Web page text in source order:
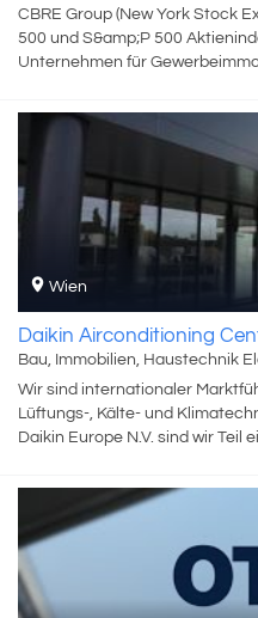
CBRE Group (New York Stock
500 und S&amp;P 500
Unternehmen für
Mitarbeiter:innen in über 530
Immobilieneigentümer:innen,
der ganzen Welt. Strategische
und ‑verkauf gehören ebenso
Facility‑ und
Finanzierung, Investment
Bewertungen, Research
Services und Consulting
Österreich seit 1991 vertreten.
unseren Büros in Wien,
Wien
Daikin Airconditioning
Bau, Immobilien, Haustechnik
Wir sind internationaler
Lüftungs-, Kälte- und
Daikin Europe N.V. sind wir Teil
anziehen... einen Weltkonzern,
hinweg per Du bist, einen
dynamisch weiterentwickeln
Einfalt, wo du nicht nur gute
umsetzen kannst. How cool is
handeln lokal. Die Marke